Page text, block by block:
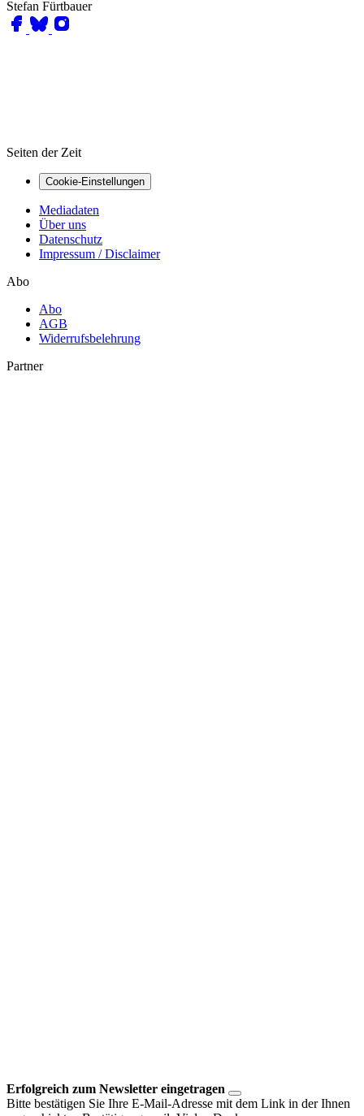
Stefan Fürtbauer
Seiten der Zeit
Cookie-Einstellungen
Mediadaten
Über uns
Datenschutz
Impressum / Disclaimer
Abo
Abo
AGB
Widerrufsbelehrung
Partner
Erfolgreich zum Newsletter eingetragen
Bitte bestätigen Sie Ihre E-Mail-Adresse mit dem Link in der Ihnen